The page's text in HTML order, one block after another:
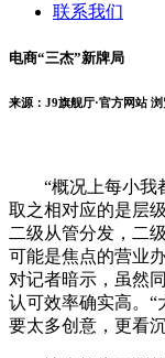
联系我们
电商“三杰”新牌局
来源：J9旗舰厅·官方网站 浏
“概况上每小我都
取之相对应的是层
二级从管分发，二
可能是焦点的营业
对记者暗示，虽然
认可效率确实高。
要太多创意，更看